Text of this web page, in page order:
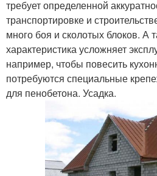
требует определенной
транспортировке и
много боя и сколотых блоков. А
характеристика усложняет
например, чтобы повесить
потребуются специальные
для пенобетона. Усадка.